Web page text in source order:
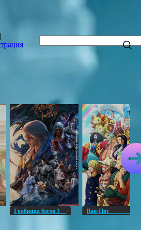
|
Гробница богов 3 Ван-